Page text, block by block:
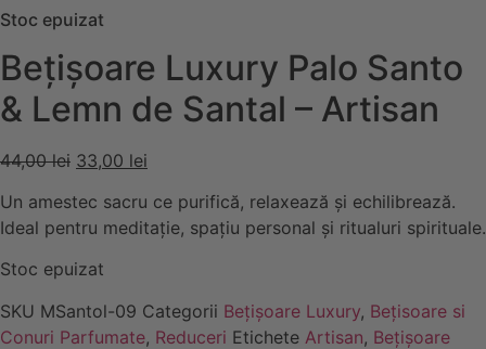
Stoc epuizat
Bețișoare Luxury Palo Santo
& Lemn de Santal – Artisan
44,00lei Prețul
a
fost:
44,00 lei.
33,00 lei
este:
33,00 lei.
Un amestec sacru ce purifică, relaxează și echilibrează.
Ideal pentru meditație, spațiu personal și ritualuri spirituale.
Stoc epuizat
SKU MSantol-09 Categorii Bețișoare Luxury, Bețisoare si
Conuri Parfumate, Reduceri Etichete Artisan, Bețișoare